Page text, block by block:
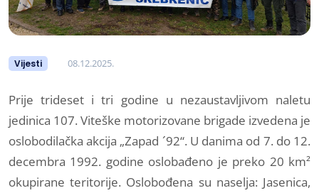
Vijesti 08.12.2025.
Prije trideset i tri godine u nezaustavljivom naletu
jedinica 107. Viteške motorizovane brigade izvedena je
oslobodilačka akcija „Zapad ´92“. U danima od 7. do 12.
decembra 1992. godine oslobađeno je preko 20 km²
okupirane teritorije. Oslobođena su naselja: Jasenica,